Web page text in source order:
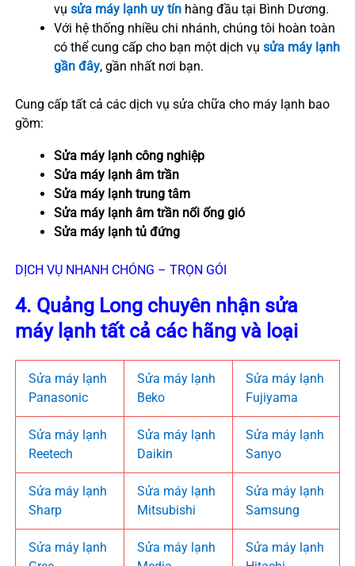
vụ sửa máy lạnh uy tín hàng đầu tại Bình Dương.
Với hệ thống nhiều chi nhánh, chúng tôi hoàn toàn
có thể cung cấp cho bạn một dịch vụsửa máy lạnh
gần đây, gần nhất nơi bạn.
Cung cấp tất cả các dịch vụ sửa chữa cho máy lạnh bao
gồm:
Sửa máy lạnh công nghiệp
Sửa máy lạnh âm trần
Sửa máy lạnh trung tâm
Sửa máy lạnh âm trần nối ống gió
Sửa máy lạnh tủ đứng
DỊCH VỤ NHANH CHÓNG – TRỌN GÓI
4. Quảng Long chuyên nhận sửa
máy lạnh tất cả các hãng và loại
Sửa máy lạnh
Panasonic
Sửa máy lạnh
Beko
Sửa máy lạnh
Fujiyama
Sửa máy lạnh
Reetech
Sửa máy lạnh
Daikin
Sửa máy lạnh
Sanyo
Sửa máy lạnh
Sharp
Sửa máy lạnh
Mitsubishi
Sửa máy lạnh
Samsung
Sửa máy lạnh
Sửa máy lạnh
Sửa máy lạnh